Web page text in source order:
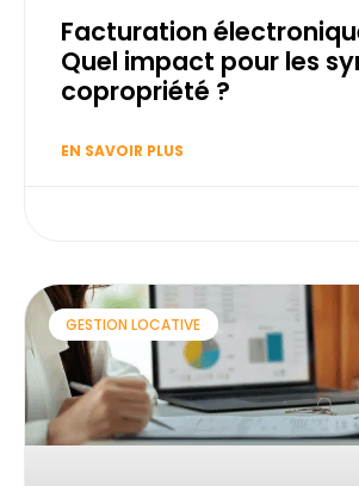
Facturation
Quel impact pour les
copropriété ?
EN SAVOIR PLUS
GESTION LOCATIVE